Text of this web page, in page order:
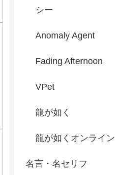
シー
Anomaly Agent
Fading Afternoon
VPet
龍が如く
龍が如くオンライン
名言・名セリフ